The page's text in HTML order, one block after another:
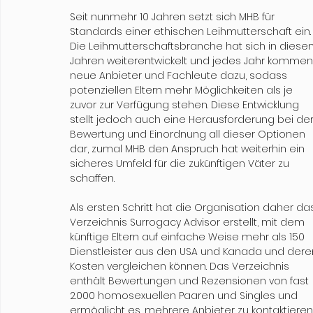
Seit nunmehr 10 Jahren setzt sich MHB für
Standards einer ethischen Leihmutterschaft ein.
Die Leihmutterschaftsbranche hat sich in diesen
Jahren weiterentwickelt und jedes Jahr kommen
neue Anbieter und Fachleute dazu, sodass
potenziellen Eltern mehr Möglichkeiten als je
zuvor zur Verfügung stehen. Diese Entwicklung
stellt jedoch auch eine Herausforderung bei der
Bewertung und Einordnung all dieser Optionen
dar, zumal MHB den Anspruch hat weiterhin ein
sicheres Umfeld für die zukünftigen Väter zu
schaffen.
Als ersten Schritt hat die Organisation daher
Verzeichnis Surrogacy Advisor erstellt, mit dem
künftige Eltern auf einfache Weise mehr als 150
Dienstleister aus den USA und Kanada und
Kosten vergleichen können. Das Verzeichnis
enthält Bewertungen und Rezensionen von fast
2.000 homosexuellen Paaren und Singles und